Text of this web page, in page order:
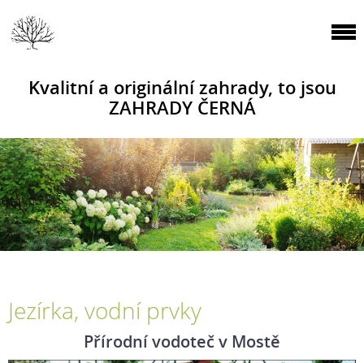
Kvalitní a originální zahrady, to jsou
ZAHRADY ČERNÁ
Jezírka, vodní prvky
Přírodní vodoteč v Mostě